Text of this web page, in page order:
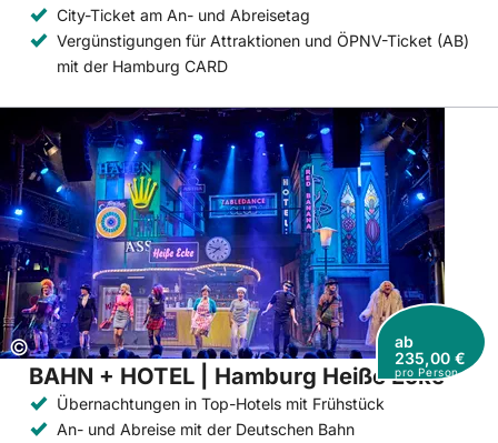
City-Ticket am An- und Abreisetag
Vergünstigungen für Attraktionen und ÖPNV-Ticket (AB)
mit der Hamburg CARD
Copyright:
©
ab
235,00 €
pro Person
BAHN + HOTEL | Hamburg Heiße Ecke
Übernachtungen in Top-Hotels mit Frühstück
An- und Abreise mit der Deutschen Bahn